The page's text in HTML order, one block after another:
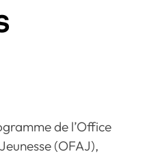
de l’Office
(OFAJ),